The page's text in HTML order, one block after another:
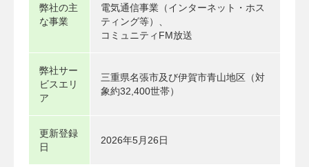
弊社の主
な事業
電気通信事業（インターネット・ホス
ティング等）、
コミュニティFM放送
弊社サー
ビスエリ
ア
三重県名張市及び伊賀市青山地区（対
象約32,400世帯）
更新登録
日
2026年5月26日